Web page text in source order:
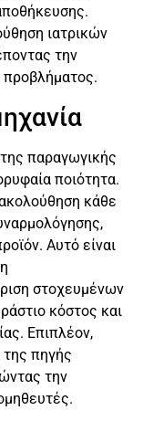
ιατρικών
την
παραγωγικής
ποιότητα.
κάθε
Αυτό είναι
στοχευμένων
κόστος και
Επιπλέον,
της πηγής
την